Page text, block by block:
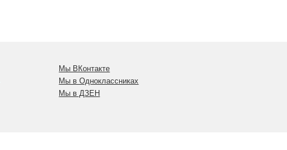
Мы ВКонтакте
Мы в Одноклассниках
Мы в ДЗЕН